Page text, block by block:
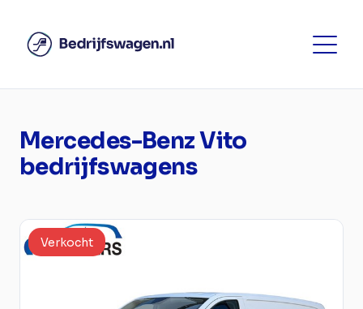
Mercedes-Benz Vito
bedrijfswagens
Verkocht